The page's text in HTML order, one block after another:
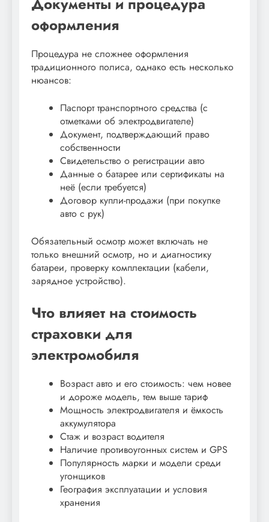
оформления
Процедура не сложнее оформления
традиционного полиса, однако есть несколько
нюансов:
Паспорт транспортного средства (с
отметками об электродвигателе)
Документ, подтверждающий право
собственности
Свидетельство о регистрации авто
Данные о батарее или сертификаты на
неё (если требуется)
Договор купли-продажи (при покупке
авто с рук)
Обязательный осмотр может включать не
только внешний осмотр, но и диагностику
батареи, проверку комплектации (кабели,
зарядное устройство).
Что влияет на стоимость
страховки для
электромобиля
Возраст авто и его стоимость: чем новее
и дороже модель, тем выше тариф
Мощность электродвигателя и ёмкость
аккумулятора
Стаж и возраст водителя
Наличие противоугонных систем и GPS
Популярность марки и модели среди
угонщиков
География эксплуатации и условия
хранения